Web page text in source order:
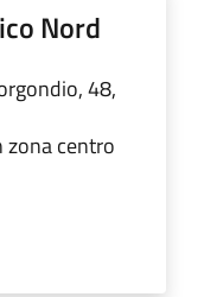
Nord
48,
zona centro